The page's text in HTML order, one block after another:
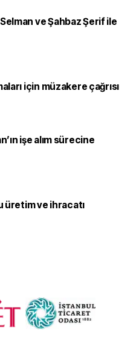
ve Şahbaz Şerif ile
için müzakere çağrısı
işe alım sürecine
üretim ve ihracatı